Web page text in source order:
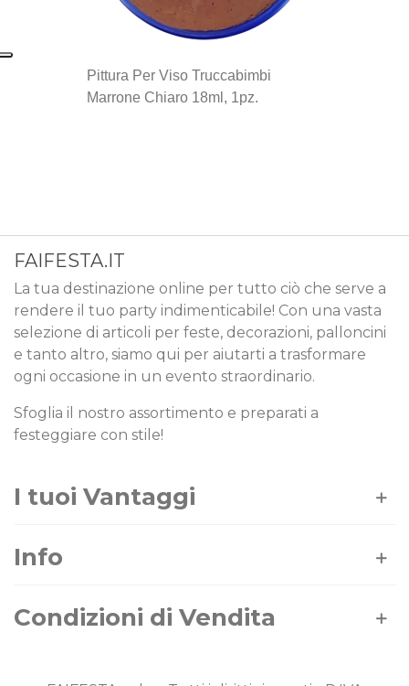
Pittura Per Viso Truccabimbi
Marrone Chiaro 18ml, 1pz.
FAIFESTA.IT
La tua destinazione online per tutto ciò che serve a
rendere il tuo party indimenticabile! Con una vasta
selezione di articoli per feste, decorazioni, palloncini
e tanto altro, siamo qui per aiutarti a trasformare
ogni occasione in un evento straordinario.
Sfoglia il nostro assortimento e preparati a
festeggiare con stile!
I tuoi Vantaggi
Info
Condizioni di Vendita